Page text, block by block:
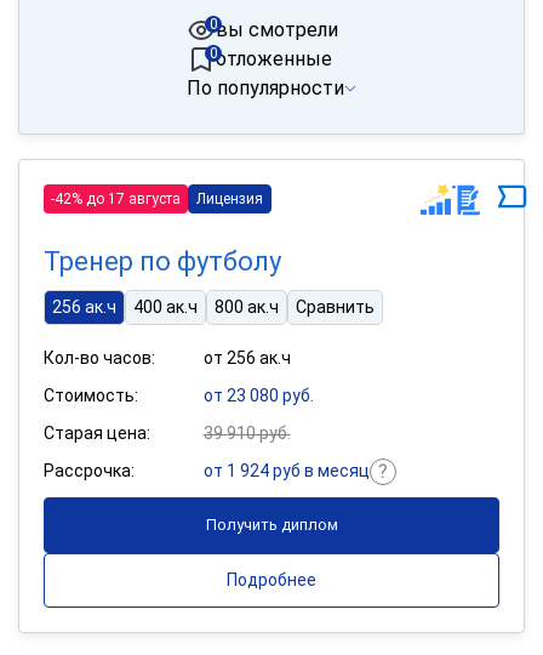
вы смотрели
0
отложенные
0
По популярности
-42% до 17 августа Лицензия
Тренер по футболу
256 ак.ч 400 ак.ч 800 ак.ч Сравнить
Кол-во часов:
от 256 ак.ч
Стоимость:
от 23 080 руб.
Старая цена:
39 910 руб.
Рассрочка:
от 1 924 руб в месяц
Получить диплом
Подробнее